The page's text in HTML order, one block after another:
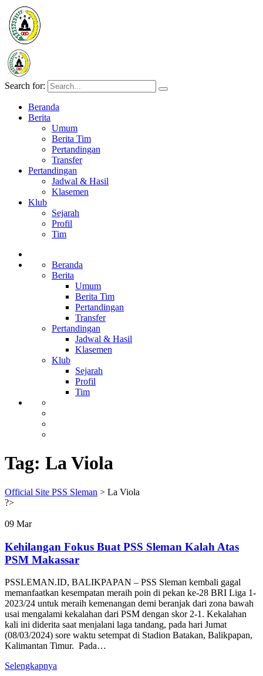
Search for:
Beranda
Berita
Umum
Berita Tim
Pertandingan
Transfer
Pertandingan
Jadwal & Hasil
Klasemen
Klub
Sejarah
Profil
Tim
Beranda
Berita
Umum
Berita Tim
Pertandingan
Transfer
Pertandingan
Jadwal & Hasil
Klasemen
Klub
Sejarah
Profil
Tim
Tag: La Viola
Official Site PSS Sleman > La Viola
?>
09 Mar
Kehilangan Fokus Buat PSS Sleman Kalah Atas
PSM Makassar
PSSLEMAN.ID, BALIKPAPAN – PSS Sleman kembali gagal
memanfaatkan kesempatan meraih poin di pekan ke-28 BRI Liga 1-
2023/24 untuk meraih kemenangan demi beranjak dari zona bawah
usai mengalami kekalahan dari PSM dengan skor 2-1. Kekalahan
kali ini diderita saat menjalani laga tandang, pada hari Jumat
(08/03/2024) sore waktu setempat di Stadion Batakan, Balikpapan,
Kalimantan Timur. Pada…
Selengkapnya